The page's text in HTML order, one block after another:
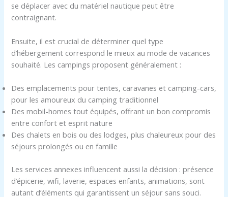
se déplacer avec du matériel nautique peut être
contraignant.
Ensuite, il est crucial de déterminer quel type
d’hébergement correspond le mieux au mode de vacances
souhaité. Les campings proposent généralement :
Des emplacements pour tentes, caravanes et camping-cars,
pour les amoureux du camping traditionnel
Des mobil-homes tout équipés, offrant un bon compromis
entre confort et esprit nature
Des chalets en bois ou des lodges, plus chaleureux pour des
séjours prolongés ou en famille
Les services annexes influencent aussi la décision : présence
d’épicerie, wifi, laverie, espaces enfants, animations, sont
autant d’éléments qui garantissent un séjour sans souci.